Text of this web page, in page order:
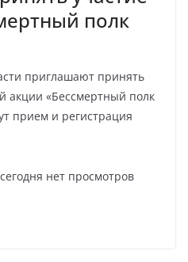
полк
приглашают принять
акции «Бессмертный полк
прием и регистрация
нет просмотров